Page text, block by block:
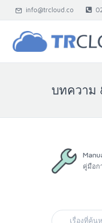
info@trcloud.co 02
บทความ
คู่มือก